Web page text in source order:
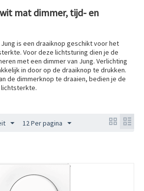
mat dimmer, tijd- en
is een draaiknop geschikt voor het
Voor deze lichtsturing dien je de
met een dimmer van Jung. Verlichting
in door op de draaiknop te drukken.
de dimmerknop te draaien, bedien je de
lichtsterkte.
12 Per pagina